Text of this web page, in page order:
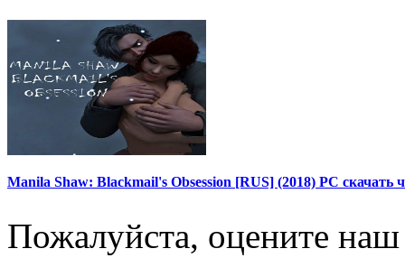
Manila Shaw: Blackmail's Obsession [RUS] (2018) PC скачать
Пожалуйста, оцените наш